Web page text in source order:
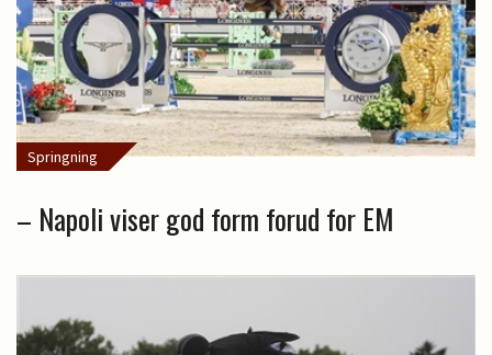
Springning
– Napoli viser god form forud for EM